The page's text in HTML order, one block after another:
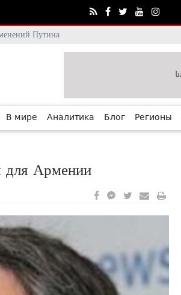
Путина
В мире Аналитика Блог Регионы
для Армении